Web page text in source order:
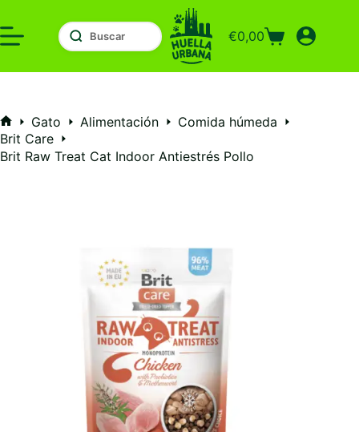
al
contenido
Carro
compra
€0,00
Inicio
Gato Alimentación
Comida húmeda
Brit Care
Brit Raw Treat Cat Indoor Antiestrés Pollo